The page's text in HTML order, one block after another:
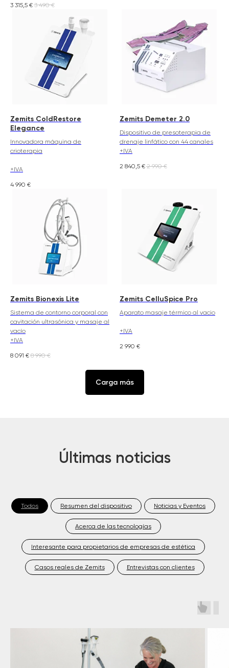
3 315,5 € 3 490 €
Zemits ColdRestore
Elegance
Innovadora máquina de
crioterapia
+IVA
4 990 €
Zemits Demeter 2.0
Dispositivo de presoterapia de
drenaje linfático con 44 canales
+IVA
2 840,5 € 2 990 €
Zemits Bionexis Lite
Sistema de contorno corporal con
cavitación ultrasónica y masaje al
vacío
+IVA
8 091 € 8 990 €
Zemits CelluSpice Pro
Aparato masaje térmico al vacio
+IVA
2 990 €
Carga más
Últimas noticias
Todos Resumen del dispositivo Noticias y Eventos
Acerca de las tecnologías
Interesante para propietarios de empresas de estética
Casos reales de Zemits Entrevistas con clientes